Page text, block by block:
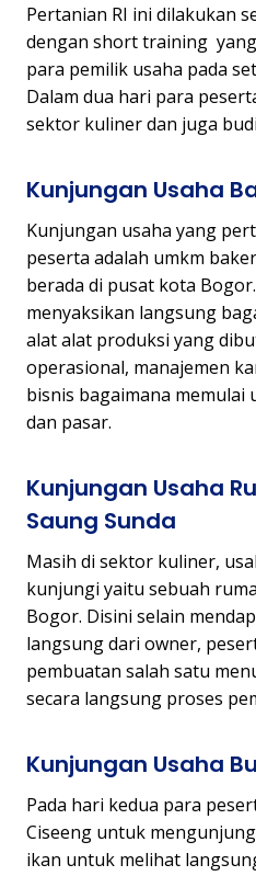
Pertanian RI ini dilakukan
dengan short training
para pemilik usaha pada
Dalam dua hari para
sektor kuliner dan juga
Kunjungan Usaha
Kunjungan usaha yang
peserta adalah umkm
berada di pusat kota
menyaksikan langsung
alat alat produksi yang
operasional, manajemen
bisnis bagaimana memulai
dan pasar.
Kunjungan Usaha
Saung Sunda
Masih di sektor kuliner,
kunjungi yaitu sebuah
Bogor. Disini selain
langsung dari owner,
pembuatan salah satu
secara langsung proses
Kunjungan Usaha
Pada hari kedua para
Ciseeng untuk
ikan untuk melihat